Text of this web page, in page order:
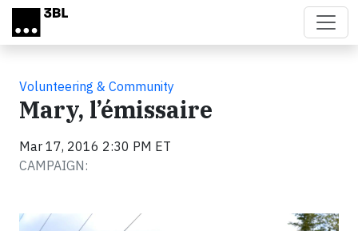
Skip to main content
Volunteering & Community
Mary, l’émissaire
Mar 17, 2016 2:30 PM ET
CAMPAIGN: